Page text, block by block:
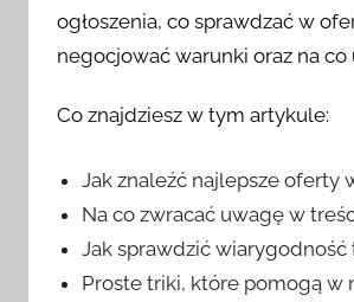
ogłoszenia, co sprawdzać w
negocjować warunki oraz na
Co znajdziesz w tym artykule:
Jak znaleźć najlepsze oferty
Na co zwracać uwagę w
Jak sprawdzić wiarygodność
Proste triki, które pomogą w